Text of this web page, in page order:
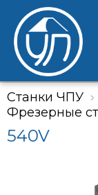
Станки ЧПУ
Фрезерные
540V